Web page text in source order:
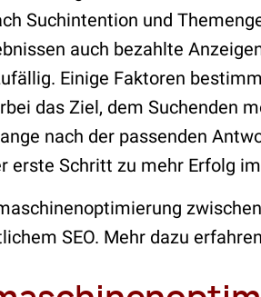
Suchintention und
auch bezahlte
Einige Faktoren
das Ziel, dem Suchenden
nach der passenden
erste Schritt zu mehr Erfolg
SEO. Mehr dazu